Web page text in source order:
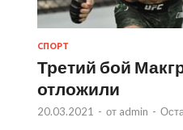
СПОРТ
Третий бой
отложили
20.03.2021 - от admin -